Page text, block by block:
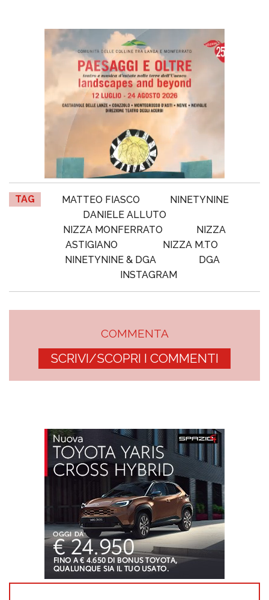
TAG MATTEO FIASCO
NINETYNINE
DANIELE ALLUTO
NIZZA MONFERRATO
NIZZA
ASTIGIANO
NIZZA M.TO
NINETYNINE & DGA
DGA
INSTAGRAM
COMMENTA
SCRIVI/SCOPRI I COMMENTI